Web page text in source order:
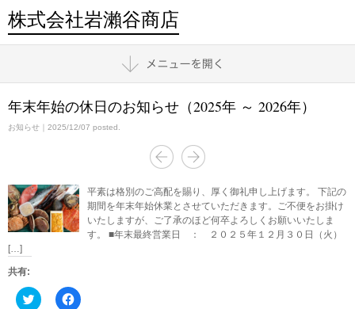
株式会社岩瀨谷商店
年末年始の休日のお知らせ（2025年 ～ 2026年）
お知らせ ｜2025/12/07 posted.
平素は格別のご高配を賜り、厚く御礼申し上げます。 下記の
期間を年末年始休業とさせていただきます。ご不便をお掛け
いたしますが、ご了承のほど何卒よろしくお願いいたしま
す。 ■年末最終営業日 ： ２０２５年１２月３０日（火）
[…]
共有:
ク Facebook